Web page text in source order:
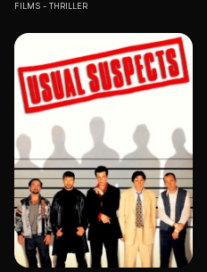
FILMS THRILLER